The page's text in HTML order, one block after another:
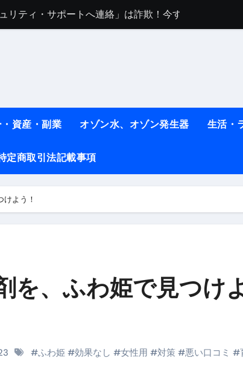
地震か施設側か？被害者への補償や損害賠償をわかり
レ！ #医療ダイエット
当に効果ある？ #エクササイズ
え方と実践方法を解説します【健康】
なしで2ヶ月で10kg減量した、私の痩せる9つの習慣 |
定は危険？情報収集との関係と見分け方を解説
取り扱い開始＆リリース記念キャンペーン【ムームー
資産・副業 オゾン水、オゾン発生器 生活・
定商取引法記載事項
よう！
を、ふわ姫で見つけ
#ふわ姫 #効果なし #女性用 #対策 #悪い口コミ #